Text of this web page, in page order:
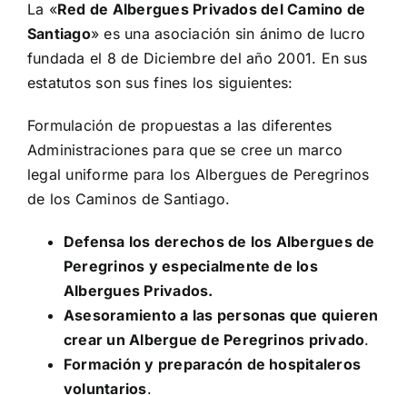
Ventosa
El Camino en La Rioja
Noticias
La «Red de Albergues Privados del Camino de
Santiago» es una asociación sin ánimo de lucro
fundada el 8 de Diciembre del año 2001. En sus
estatutos son sus fines los siguientes:
Formulación de propuestas a las diferentes
Administraciones para que se cree un marco
legal uniforme para los Albergues de Peregrinos
de los Caminos de Santiago.
Defensa los derechos de los Albergues de
Peregrinos y especialmente de los
Albergues Privados.
Asesoramiento a las personas que quieren
crear un Albergue de Peregrinos privado.
Formación y preparacón de hospitaleros
voluntarios.